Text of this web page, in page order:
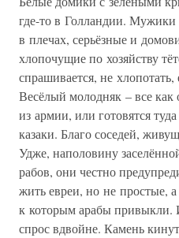
где-то в Голландии. Мужики
в плечах, серьёзные и
хлопочущие по хозяйству
спрашивается, не хлопотать,
Весёлый молодняк – все как
из армии, или готовятся
казаки. Благо соседей,
Удже, наполовину
рабов, они честно
жить евреи, но не простые, а
к которым арабы привыкли.
спрос вдвойне. Камень